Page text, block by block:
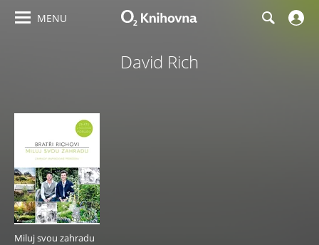
MENU
David Rich
Miluj svou zahradu